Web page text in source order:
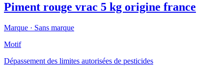
Piment rouge vrac 5 kg origine france
Marque · Sans marque
Motif
Dépassement des limites autorisées de pesticides